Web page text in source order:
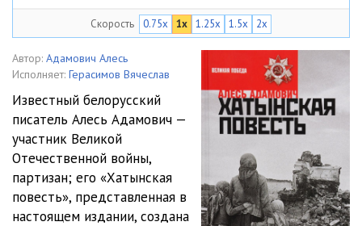
0006
28:01
0008
0009 28:42
0010 21:26
0011 25:58
Скорость 0.75x 1x 1.25x 1.5x 2x
Автор: Адамович Алесь
Исполняет: Герасимов Вячеслав
Известный белорусский
писатель Алесь Адамович —
участник Великой
Отечественной войны,
партизан; его «Хатынская
повесть», представленная в
настоящем издании, создана